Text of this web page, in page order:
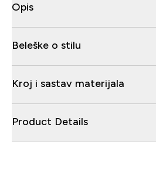
Opis
Beleške o stilu
Kroj i sastav materijala
Product Details